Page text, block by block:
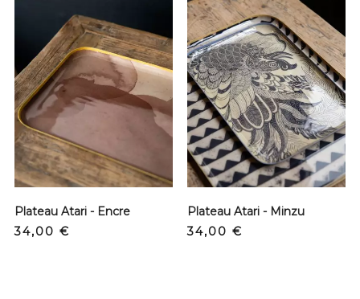
Plateau Atari - Encre
Prix
34,00 €
Plateau Atari - Minzu
Prix
34,00 €